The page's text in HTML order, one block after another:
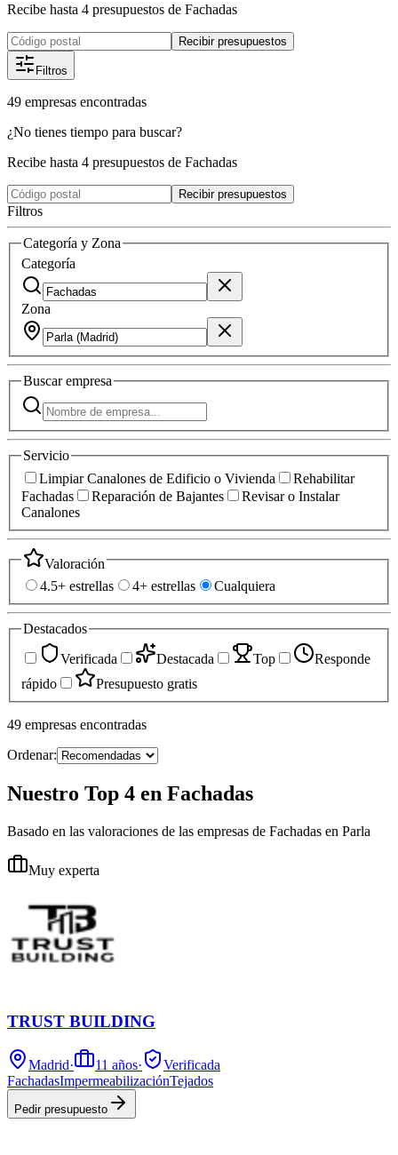
Recibe hasta 4 presupuestos de Fachadas
Recibir presupuestos
Filtros
49 empresas encontradas
¿No tienes tiempo para buscar?
Recibe hasta 4 presupuestos de Fachadas
Recibir presupuestos
Filtros
Categoría y Zona
Categoría
Zona
Buscarempresa
Servicio
Limpiar Canalones de Edificio o Vivienda
Rehabilitar
Fachadas
Reparación de Bajantes
Revisar o Instalar
Canalones
Valoración
4.5+ estrellas
4+ estrellas Cualquiera
Destacados
Verificada
Destacada Top
Responde
rápido
Presupuesto gratis
49 empresas encontradas
Ordenar:
Nuestro Top 4 en Fachadas
Basado en las valoraciones de las empresas de Fachadas en Parla
Muy experta
TRUST BUILDING
Madrid· 11 años·
Verificada
FachadasImpermeabilizaciónTejados
Pedir presupuesto